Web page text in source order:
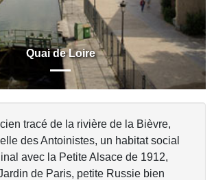
Quai de Loire
tracé de la rivière de la Bièvre,
des Antoinistes, un habitat social
avec la Petite Alsace de 1912,
de Paris, petite Russie bien